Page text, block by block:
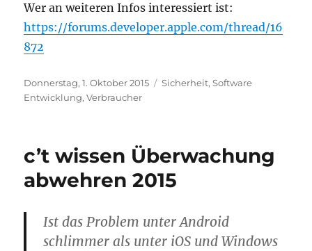
Wer an weiteren Infos interessiert ist:
https://forums.developer.apple.com/thread/16
872
Veröffentlicht
am
Donnerstag, 1. Oktober 2015 Kategorien
Sicherheit,Software
Entwicklung,Verbraucher
c’t wissen Überwachung
abwehren 2015
Ist das Problem unter Android
schlimmer als unter iOS und Windows